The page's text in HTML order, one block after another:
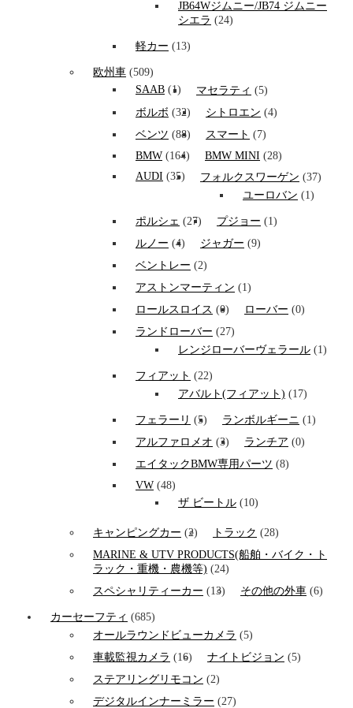
JB64Wジムニー/JB74 ジムニー
シエラ (24)
軽カー (13)
欧州車 (509)
SAAB (1) マセラティ (5)
ボルボ (32) シトロエン (4)
ベンツ (88) スマート (7)
BMW (164) BMW MINI (28)
AUDI (35) フォルクスワーゲン (37)
ユーロバン (1)
ポルシェ (27) プジョー (1)
ルノー (4) ジャガー (9)
ベントレー (2)
アストンマーティン (1)
ロールスロイス (0) ローバー (0)
ランドローバー (27)
レンジローバーヴェラール (1)
フィアット (22)
アバルト(フィアット) (17)
フェラーリ (5) ランボルギーニ (1)
アルファロメオ (3) ランチア (0)
エイタックBMW専用パーツ (8)
VW (48)
ザ ビートル (10)
キャンピングカー (2) トラック (28)
MARINE & UTV PRODUCTS(船舶・バイク・ト
ラック・重機・農機等) (24)
スペシャリティーカー (13) その他の外車 (6)
カーセーフティ (685)
オールラウンドビューカメラ (5)
車載監視カメラ (16) ナイトビジョン (5)
ステアリングリモコン (2)
デジタルインナーミラー (27)